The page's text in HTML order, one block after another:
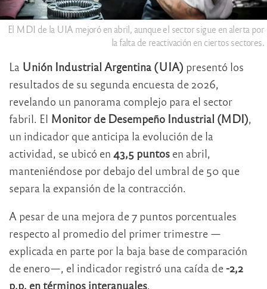
El MDI de la UIA mejoró en abril, aunque el sector sigue en alerta por
la falta de reactivación en ciertos sectores.
La Unión Industrial Argentina (UIA) presentó los
resultados de su segunda encuesta de 2026,
revelando un panorama complejo para el sector
fabril. El Monitor de Desempeño Industrial (MDI),
un indicador que anticipa la evolución de la
actividad, se ubicó en 43,5 puntos en abril,
manteniéndose por debajo del umbral de 50 que
separa la expansión de la contracción.
A pesar de una mejora de 7 puntos porcentuales
respecto al promedio del primer trimestre —
explicada en parte por la baja base de comparación
de enero—, el indicador registró una caída de-2,2
p.p. en términos interanuales.